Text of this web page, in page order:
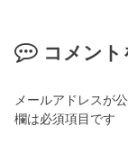
コメント
メールアドレスが
欄は必須項目です